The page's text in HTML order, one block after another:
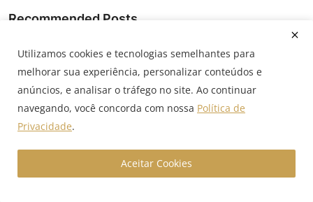
Recommended Posts
Novo Pronampe 2026: regras, R$ 500
mil, carência e prazos
Vinicius Teixeira Abr 5, 2026
Utilizamos cookies e tecnologias semelhantes para
melhorar sua experiência, personalizar conteúdos e
anúncios, e analisar o tráfego no site. Ao continuar
navegando, você concorda com nossa Política de
Privacidade.
Aceitar Cookies